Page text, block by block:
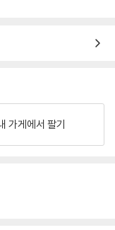
가게에서 팔기